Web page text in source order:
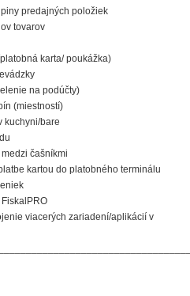
predajných položiek
tovarov
karta/ poukážka)
na podúčty)
(miestností)
kuchyni/bare
čašníkmi
kartou do platobného terminálu
viacerých zariadení/aplikácií v